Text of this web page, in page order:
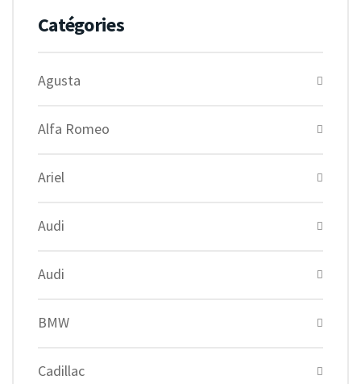
Catégories
Agusta
Alfa Romeo
Ariel
Audi
Audi
BMW
Cadillac